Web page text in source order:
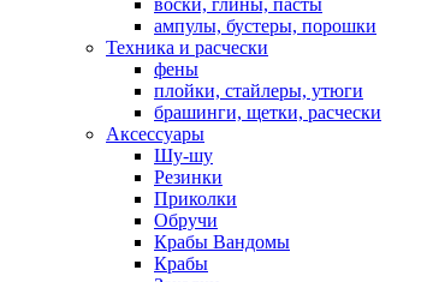
воски, глины, пасты
ампулы, бустеры, порошки
Техника и расчески
фены
плойки, стайлеры, утюги
брашинги, щетки, расчески
Аксессуары
Шу-шу
Резинки
Приколки
Обручи
Крабы Вандомы
Крабы